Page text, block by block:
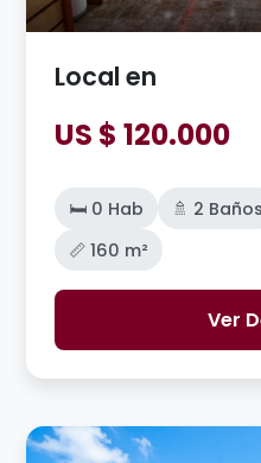
Local en
US $ 120.000
🛏️ 0 Hab 🚿 2 Baños
📏 160 m²
Ver